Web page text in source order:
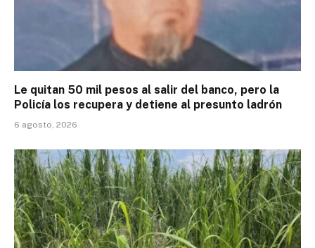
Le quitan 50 mil pesos al salir del banco, pero la
Policía los recupera y detiene al presunto ladrón
6 agosto, 2026